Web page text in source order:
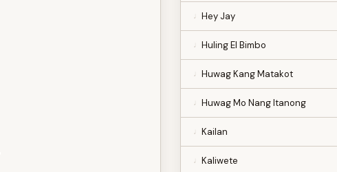
Hey Jay
Huling El Bimbo
Huwag Kang Matakot
Huwag Mo Nang Itanong
Kailan
Kaliwete